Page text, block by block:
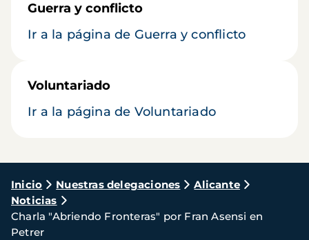
Guerra y conflicto
Ir a la página de Guerra y conflicto
Voluntariado
Ir a la página de Voluntariado
Ruta
de
navegación
Inicio Nuestras delegaciones
Alicante
Noticias
Charla "Abriendo Fronteras" por Fran Asensi en
Petrer